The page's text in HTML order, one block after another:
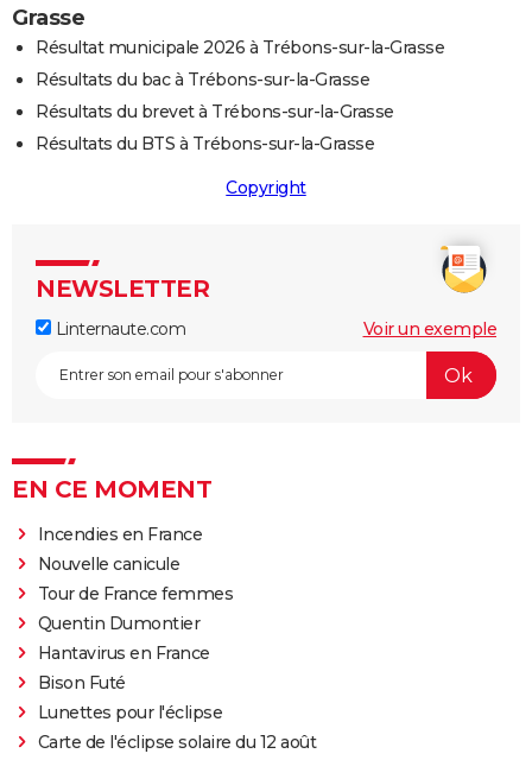
Grasse
Résultat municipale 2026 à Trébons-sur-la-Grasse
Résultats du bac à Trébons-sur-la-Grasse
Résultats du brevet à Trébons-sur-la-Grasse
Résultats du BTS à Trébons-sur-la-Grasse
Copyright
NEWSLETTER
Linternaute.com Voir un exemple
EN CE MOMENT
Incendies en France
Nouvelle canicule
Tour de France femmes
Quentin Dumontier
Hantavirus en France
Bison Futé
Lunettes pour l'éclipse
Carte de l'éclipse solaire du 12 août